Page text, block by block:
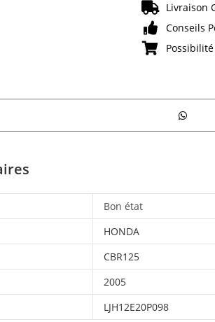
Livraison
Conseils
Bon état
HONDA
CBR125
2005
LJH12E20P098